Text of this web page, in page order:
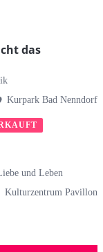
das
Kurpark Bad Nenndorf
und Leben
Kulturzentrum Pavillon